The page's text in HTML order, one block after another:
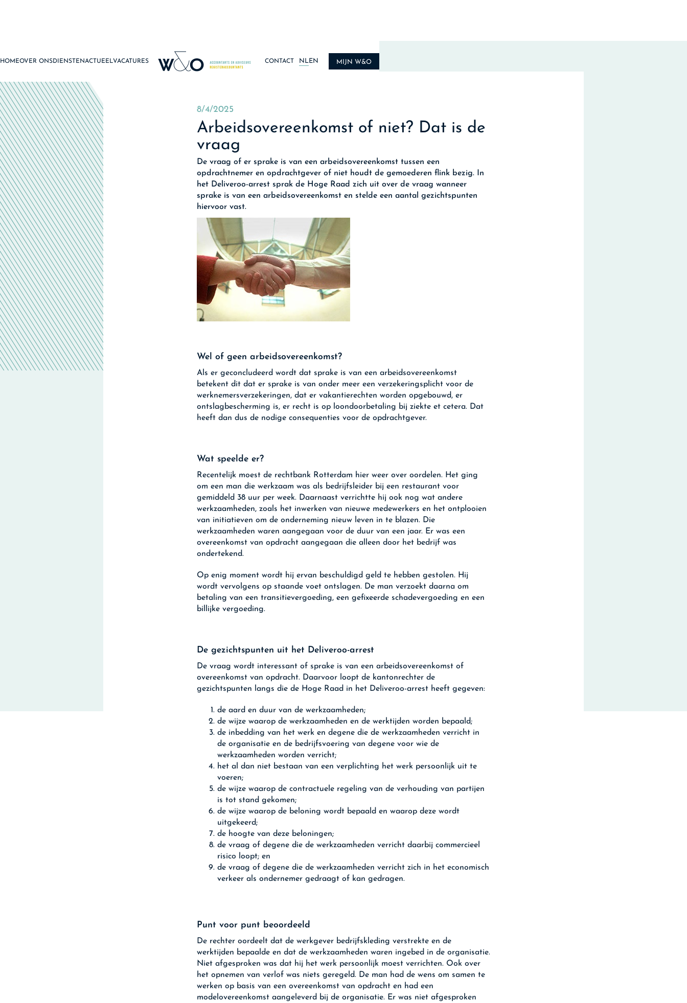
HOMEOVER ONSDIENSTENACTUEELVACATURES CONTACT NL EN MIJN W&O
8/4/2025
Arbeidsovereenkomst of niet? Dat is de
vraag
De vraag of er sprake is van een arbeidsovereenkomst tussen een
opdrachtnemer en opdrachtgever of niet houdt de gemoederen flink bezig. In
het Deliveroo-arrest sprak de Hoge Raad zich uit over de vraag wanneer
sprake is van een arbeidsovereenkomst en stelde een aantal gezichtspunten
hiervoor vast.
Wel of geen arbeidsovereenkomst?
Als er geconcludeerd wordt dat sprake is van een arbeidsovereenkomst
betekent dit dat er sprake is van onder meer een verzekeringsplicht voor de
werknemersverzekeringen, dat er vakantierechten worden opgebouwd, er
ontslagbescherming is, er recht is op loondoorbetaling bij ziekte et cetera. Dat
heeft dan dus de nodige consequenties voor de opdrachtgever.
Wat speelde er?
Recentelijk moest de rechtbank Rotterdam hier weer over oordelen. Het ging
om een man die werkzaam was als bedrijfsleider bij een restaurant voor
gemiddeld 38 uur per week. Daarnaast verrichtte hij ook nog wat andere
werkzaamheden, zoals het inwerken van nieuwe medewerkers en het ontplooien
van initiatieven om de onderneming nieuw leven in te blazen. Die
werkzaamheden waren aangegaan voor de duur van een jaar. Er was een
overeenkomst van opdracht aangegaan die alleen door het bedrijf was
ondertekend.
Op enig moment wordt hij ervan beschuldigd geld te hebben gestolen. Hij
wordt vervolgens op staande voet ontslagen. De man verzoekt daarna om
betaling van een transitievergoeding, een gefixeerde schadevergoeding en een
billijke vergoeding.
De gezichtspunten uit het Deliveroo-arrest
De vraag wordt interessant of sprake is van een arbeidsovereenkomst of
overeenkomst van opdracht. Daarvoor loopt de kantonrechter de
gezichtspunten langs die de Hoge Raad in het Deliveroo-arrest heeft gegeven:
de aard en duur van de werkzaamheden;
de wijze waarop de werkzaamheden en de werktijden worden bepaald;
de inbedding van het werk en degene die de werkzaamheden verricht in
de organisatie en de bedrijfsvoering van degene voor wie de
werkzaamheden worden verricht;
het al dan niet bestaan van een verplichting het werk persoonlijk uit te
voeren;
de wijze waarop de contractuele regeling van de verhouding van partijen
is tot stand gekomen;
de wijze waarop de beloning wordt bepaald en waarop deze wordt
uitgekeerd;
de hoogte van deze beloningen;
de vraag of degene die de werkzaamheden verricht daarbij commercieel
risico loopt; en
de vraag of degene die de werkzaamheden verricht zich in het economisch
verkeer als ondernemer gedraagt of kan gedragen.
Punt voor punt beoordeeld
De rechter oordeelt dat de werkgever bedrijfskleding verstrekte en de
werktijden bepaalde en dat de werkzaamheden waren ingebed in de organisatie.
Niet afgesproken was dat hij het werk persoonlijk moest verrichten. Ook over
het opnemen van verlof was niets geregeld. De man had de wens om samen te
werken op basis van een overeenkomst van opdracht en had een
modelovereenkomst aangeleverd bij de organisatie. Er was niet afgesproken